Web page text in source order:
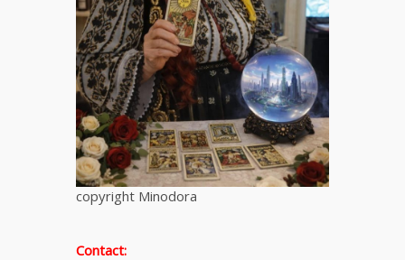
copyright Minodora
Contact: